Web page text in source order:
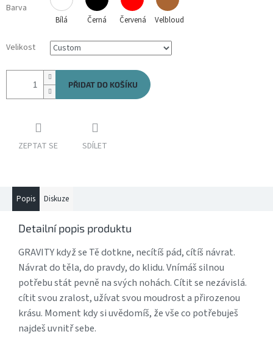
Barva
Bílá Černá Červená Velbloud
Velikost
PŘIDAT DO KOŠÍKU
ZEPTAT SE SDÍLET
Popis Diskuze
Detailní popis produktu
GRAVITY když se Tě dotkne, necítíš pád, cítíš návrat.
Návrat do těla, do pravdy, do klidu. Vnímáš silnou
potřebu stát pevně na svých nohách. Cítit se nezávislá.
cítit svou zralost, užívat svou moudrost a přirozenou
krásu. Moment kdy si uvědomíš, že vše co potřebuješ
najdeš uvnitř sebe.